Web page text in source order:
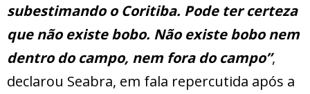
subestimando o Coritiba. Pode ter certeza
que não existe bobo. Não existe bobo nem
dentro do campo, nem fora do campo”,
declarou Seabra, em fala repercutida após a